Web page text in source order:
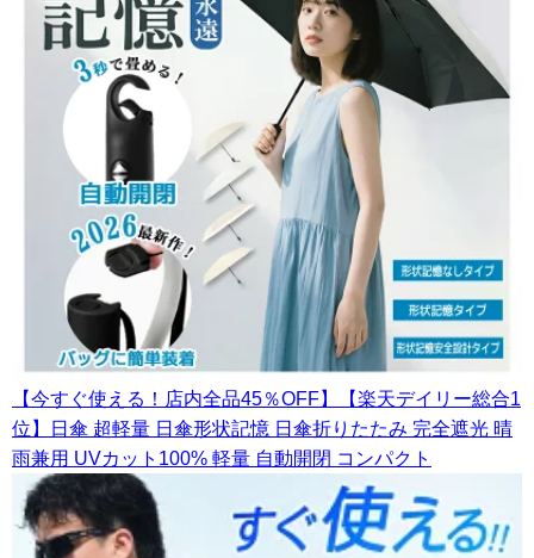
【今すぐ使える！店内全品45％OFF】【楽天デイリー総合1
位】日傘 超軽量 日傘形状記憶 日傘折りたたみ 完全遮光 晴
雨兼用 UVカット100% 軽量 自動開閉 コンパクト